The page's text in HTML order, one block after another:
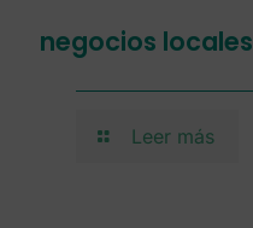
negocios locales
Leer más